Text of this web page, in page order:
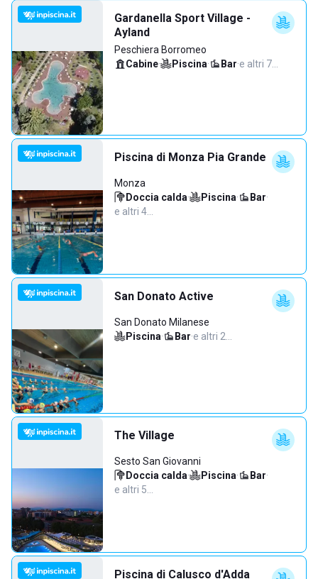
Gardanella Sport Village -
Ayland
Peschiera Borromeo
Cabine· Piscina· Bar·e altri 7…
Piscina di Monza Pia Grande
Monza
Doccia calda· Piscina· Bar·
e altri 4…
San Donato Active
San Donato Milanese
Piscina· Bar·e altri 2…
The Village
Sesto San Giovanni
Doccia calda· Piscina· Bar·
e altri 5…
Piscina di Calusco d'Adda